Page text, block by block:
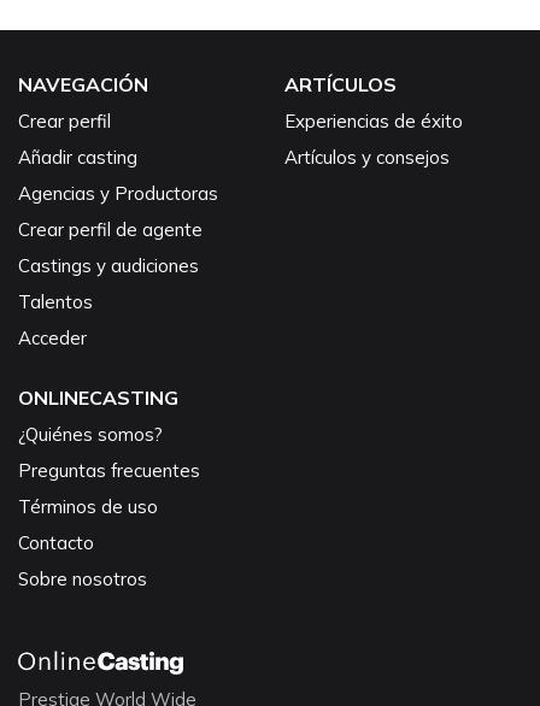
NAVEGACIÓN
Crear perfil
Añadir casting
Agencias y Productoras
Crear perfil de agente
Castings y audiciones
Talentos
Acceder
ARTÍCULOS
Experiencias de éxito
Artículos y consejos
ONLINECASTING
¿Quiénes somos?
Preguntas frecuentes
Términos de uso
Contacto
Sobre nosotros
Prestige World Wide